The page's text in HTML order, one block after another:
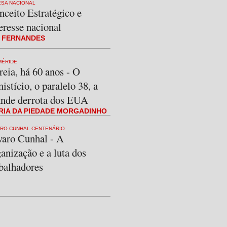
NACIONAL
Estratégico e
nacional
há 60 anos - O
o paralelo 38, a
derrota dos EUA
DA PIEDADE MORGADINHO
CUNHAL CENTENÁRIO
Cunhal - A
e a luta dos